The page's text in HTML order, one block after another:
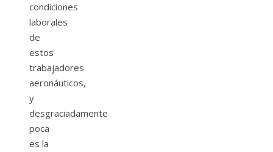
condiciones
laborales
de
estos
trabajadores
aeronáuticos,
y
desgraciadamente
poca
es la